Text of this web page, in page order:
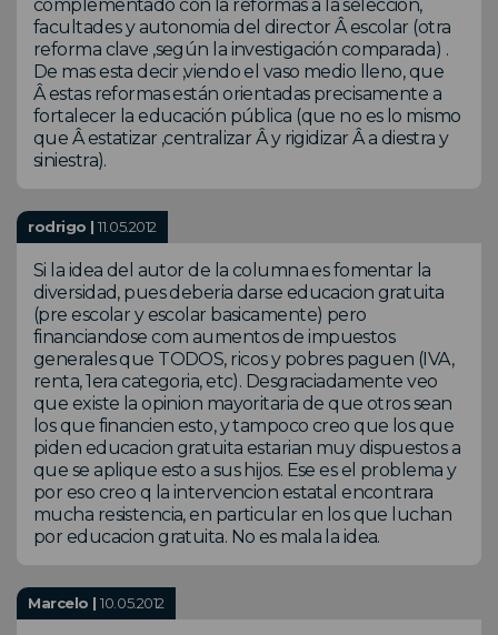
complementado con la reformas a la selección,
facultades y autonomia del director Â escolar (otra
reforma clave ,según la investigación comparada) .
De mas esta decir ,viendo el vaso medio lleno, que
Â estas reformas están orientadas precisamente a
fortalecer la educación pública (que no es lo mismo
que Â estatizar ,centralizar Â y rigidizar Â a diestra y
siniestra).
rodrigo |11.05.2012
Si la idea del autor de la columna es fomentar la
diversidad, pues deberia darse educacion gratuita
(pre escolar y escolar basicamente) pero
financiandose com aumentos de impuestos
generales que TODOS, ricos y pobres paguen (IVA,
renta, 1era categoria, etc). Desgraciadamente veo
que existe la opinion mayoritaria de que otros sean
los que financien esto, y tampoco creo que los que
piden educacion gratuita estarian muy dispuestos a
que se aplique esto a sus hijos. Ese es el problema y
por eso creo q la intervencion estatal encontrara
mucha resistencia, en particular en los que luchan
por educacion gratuita. No es mala la idea.
Marcelo |10.05.2012